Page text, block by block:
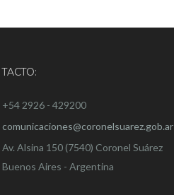
+54 2926 - 429200
comunicaciones@coronelsuarez.gob.ar
Av. Alsina 150 (7540) Coronel Suárez
Buenos Aires - Argentina